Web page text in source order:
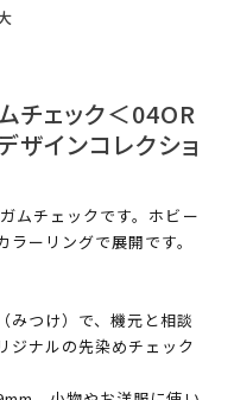
チェック＜04OR
ザインコレクショ
ムチェックです。ホビー
ーリングで展開です。
みつけ）で、機元と相談
ジナルの先染めチェック